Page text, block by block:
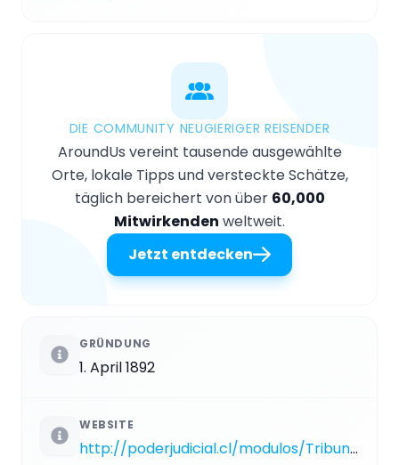
DIE COMMUNITY NEUGIERIGER REISENDER
AroundUs vereint tausende ausgewählte
Orte, lokale Tipps und versteckte Schätze,
täglich bereichert von über 60,000
Mitwirkenden weltweit.
Jetzt entdecken
GRÜNDUNG
1. April 1892
WEBSITE
http://poderjudicial.cl/modulos/TribunalesPais/TRI_c_apelaciones.php?opc_menu=2&opc_item=2